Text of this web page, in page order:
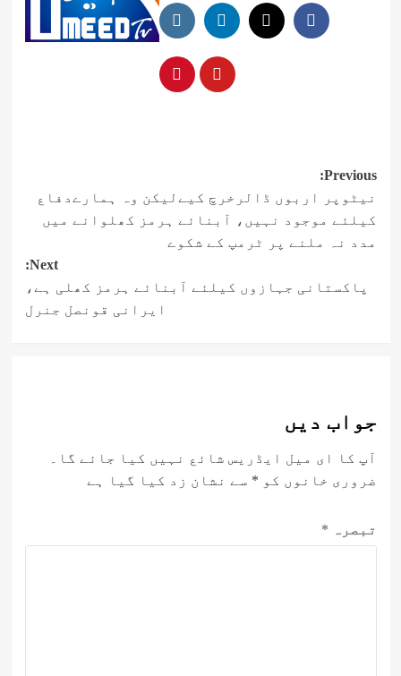
Post
navigation
Previous:
نیٹوپر اربوں ڈالرخرچ کیےلیکن وہ ہمارےدفاع
کیلئے موجود نہیں، آبنائے ہرمز کھلوانے میں
مدد نہ ملنے پر ٹرمپ کے شکوے
Next:
پاکستانی جہازوں کیلئے آبنائے ہرمز کھلی ہے،
ایرانی قونصل جنرل
جواب دیں
آپ کا ای میل ایڈریس شائع نہیں کیا جائے گا۔
ضروری خانوں کو * سے نشان زد کیا گیا ہے
تبصرہ *